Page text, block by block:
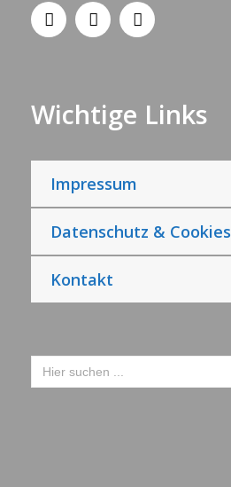
Wichtige Links
Impressum
Datenschutz & Cookies
Kontakt
Search
for: